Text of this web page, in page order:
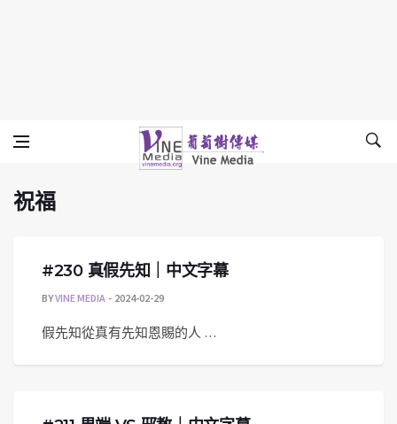
祝福
Vine Media
葡萄樹傳媒
祝福
#230 真假先知｜中文字幕
BYVINE MEDIA 2024-02-29
假先知從真有先知恩賜的人 …